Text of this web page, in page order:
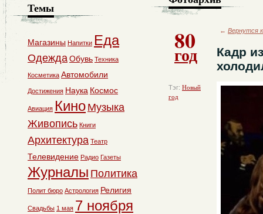
80
год
Тэг: Новый
год
← Вернутся
Кадр
Темы
Магазины Напитки Еда
ОдеждаОбувь Техника
Косметика Автомобили
Достижения Наука Космос
Авиация Кино Музыка
Живопись Книги
Архитектура Театр
Телевидение Радио Газеты
Журналы Политика
Полит бюро Астрология Религия
Свадьбы 1 мая 7 ноября